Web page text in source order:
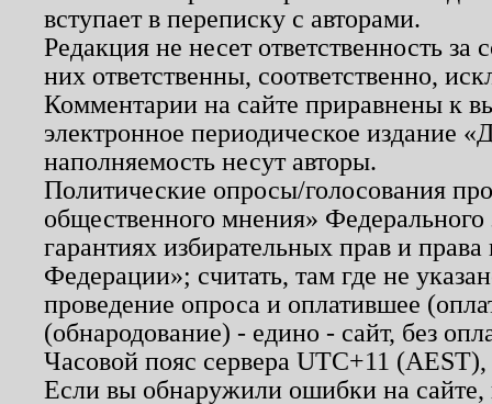
вступает в переписку с авторами.
Редакция не несет ответственность
них ответственны, соответственно,
Комментарии на сайте приравнены к
электронное периодическое издание
наполняемость несут авторы.
Политические опросы/голосования
общественного мнения»
гарантиях избирательных прав и
Федерации»; считать, там где не
проведение опроса и оплатившее
(обнародование) - едино - сайт, без
Часовой пояс сервера UTC+11
Если вы обнаружили ошибки на